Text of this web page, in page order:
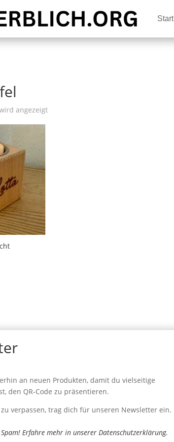
Start
angezeigt
an neuen Produkten, damit du vielseitige
den QR-Code zu präsentieren.
verpassen, trag dich für unseren Newsletter ein.
Erfahre mehr in unserer Datenschutzerklärung.